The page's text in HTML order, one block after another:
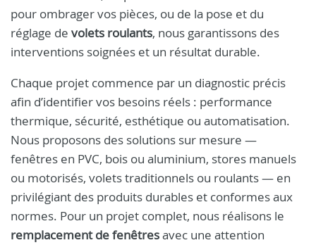
pour ombrager vos pièces, ou de la pose et du
réglage de volets roulants, nous garantissons des
interventions soignées et un résultat durable.
Chaque projet commence par un diagnostic précis
afin d’identifier vos besoins réels : performance
thermique, sécurité, esthétique ou automatisation.
Nous proposons des solutions sur mesure —
fenêtres en PVC, bois ou aluminium, stores manuels
ou motorisés, volets traditionnels ou roulants — en
privilégiant des produits durables et conformes aux
normes. Pour un projet complet, nous réalisons le
remplacement de fenêtresavec une attention